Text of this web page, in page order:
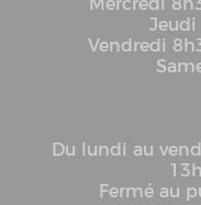
Vendredi
Du lundi au
Fermé au